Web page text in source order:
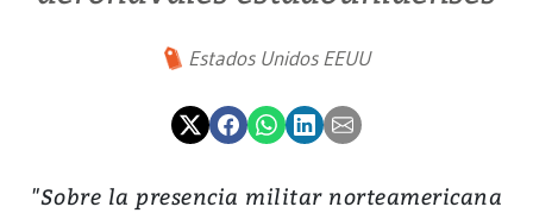
Estados Unidos EEUU
"Sobre la presencia militar norteamericana